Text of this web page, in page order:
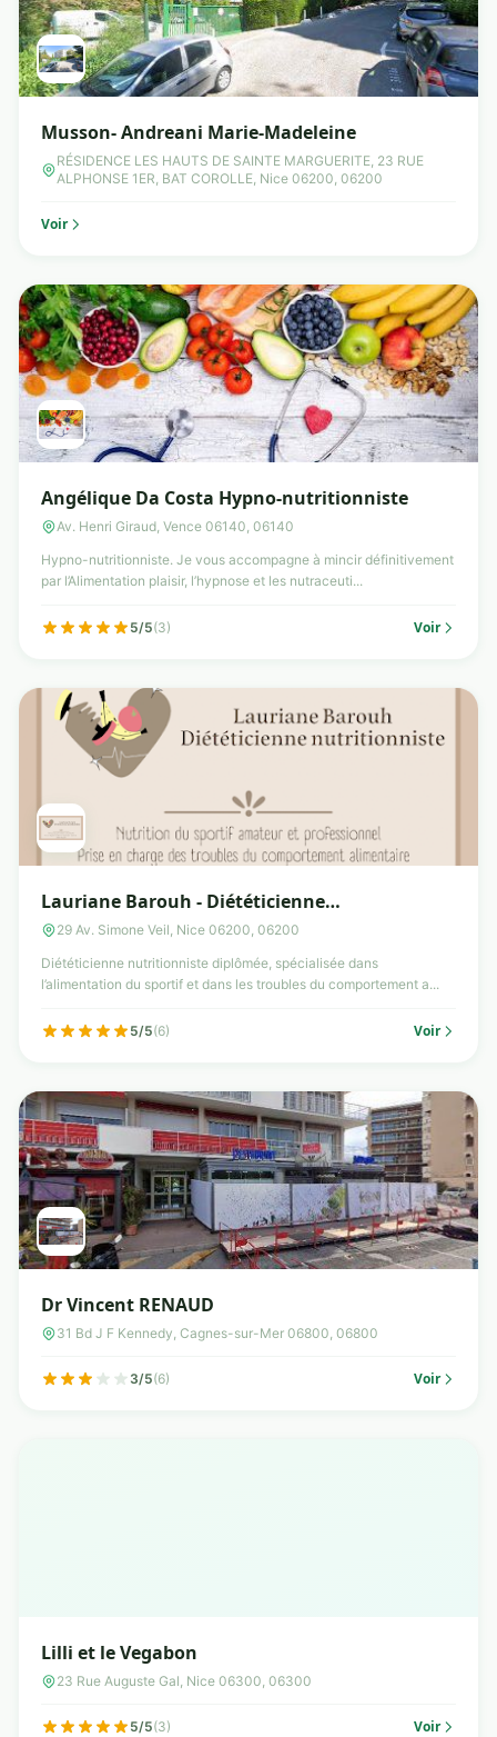
Musson- Andreani Marie-Madeleine
RÉSIDENCE LES HAUTS DE SAINTE MARGUERITE, 23 RUE
ALPHONSE 1ER, BAT COROLLE, Nice 06200, 06200
Voir
Angélique Da Costa Hypno-nutritionniste
Av. Henri Giraud, Vence 06140, 06140
Hypno-nutritionniste. Je vous accompagne à mincir définitivement
par l’Alimentation plaisir, l’hypnose et les nutraceuti...
5/5(3) Voir
Lauriane Barouh - Diététicienne
Nutritionniste, à domicile
29 Av. Simone Veil, Nice 06200, 06200
Diététicienne nutritionniste diplômée, spécialisée dans
l’alimentation du sportif et dans les troubles du comportement a...
5/5(6) Voir
Dr Vincent RENAUD
31 Bd J F Kennedy, Cagnes-sur-Mer 06800, 06800
3/5(6) Voir
Lilli et le Vegabon
23 Rue Auguste Gal, Nice 06300, 06300
5/5(3) Voir